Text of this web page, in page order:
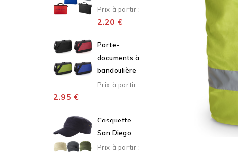
Prix à partir :
2.20 €
Porte-
documents à
bandoulière
Prix à partir :
2.95 €
Casquette
San Diego
Prix à partir :